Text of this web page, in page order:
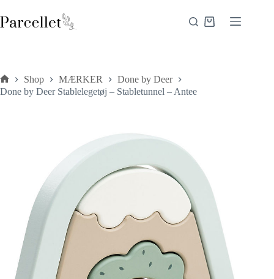
til
indhold
Indkøbskurv
Forside
Shop MÆRKER
Done by Deer
Done by Deer Stablelegetøj – Stabletunnel – Antee